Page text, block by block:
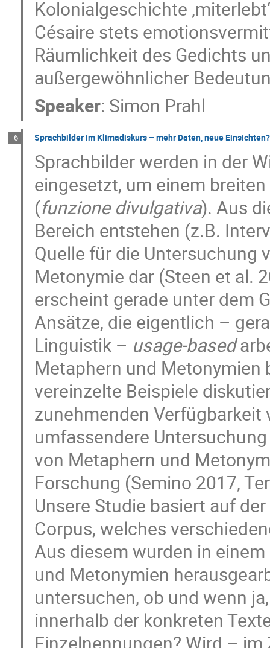
Kolonialgeschichte
Césaire stets
Räumlichkeit des Gedichts
außergewöhnlicher
Speaker: Simon Prahl
6 Sprachbilder im Klimadiskurs – mehr Daten, neue Einsichten?
Sprachbilder werden in der
eingesetzt, um einem
(funzione divulgativa). Aus
Bereich entstehen (z.B.
Quelle für die Untersuchung
Metonymie dar (Steen et al.
erscheint gerade unter dem
Ansätze, die eigentlich –
Linguistik – usage-based
Metaphern und
vereinzelte Beispiele
zunehmenden
umfassendere
von Metaphern und
Forschung (Semino 2017,
Unsere Studie basiert auf
Corpus, welches
Aus diesem wurden in
und Metonymien
untersuchen, ob und wenn
innerhalb der konkreten
Einzelnennungen? Wird –